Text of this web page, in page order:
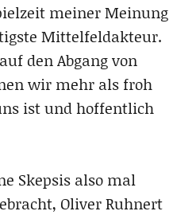
meiner Meinung
Mittelfeldakteur.
den Abgang von
wir mehr als froh
ist und hoffentlich
Skepsis also mal
Oliver Ruhnert